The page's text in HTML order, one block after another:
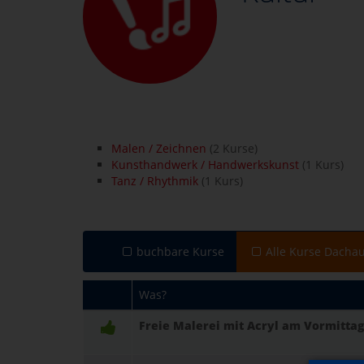
Malen / Zeichnen (2 Kurse)
Kunsthandwerk / Handwerkskunst (1 Kurs)
Tanz / Rhythmik (1 Kurs)
buchbare Kurse Alle Kurse
Was?
Freie Malerei mit Acryl am Vormittag